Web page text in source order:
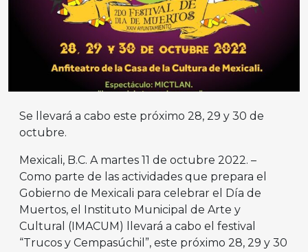
Se llevará a cabo este próximo 28, 29 y 30 de
octubre.
Mexicali, B.C. A martes 11 de octubre 2022. –
Como parte de las actividades que prepara el
Gobierno de Mexicali para celebrar el Día de
Muertos, el Instituto Municipal de Arte y
Cultural (IMACUM) llevará a cabo el festival
“Trucos y Cempasúchil”, este próximo 28, 29 y 30